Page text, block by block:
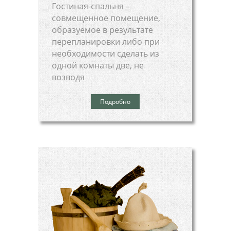
Гостиная-спальня –
совмещенное помещение,
образуемое в результате
перепланировки либо при
необходимости сделать из
одной комнаты две, не
возводя
Подробно